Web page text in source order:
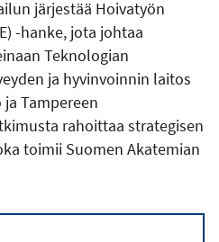
järjestää Hoivatyön
-hanke, jota johtaa
Teknologian
ja hyvinvoinnin laitos
Tampereen
rahoittaa strategisen
toimii Suomen Akatemian